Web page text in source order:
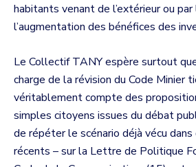
habitants venant de l’extérieur ou
l’augmentation des bénéfices des
Le Collectif TANY espère surtout
charge de la révision du Code Minier
véritablement compte des
simples citoyens issues du débat
de répéter le scénario déjà vécu dans
récents – sur la Lettre de Politique